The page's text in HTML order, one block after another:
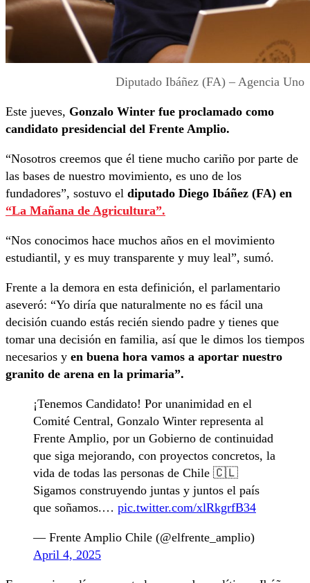
Diputado Ibáñez (FA) – Agencia Uno
Este jueves, Gonzalo Winter fue proclamado como
candidato presidencial del Frente Amplio.
“Nosotros creemos que él tiene mucho cariño por parte de
las bases de nuestro movimiento, es uno de los
fundadores”, sostuvo el diputado Diego Ibáñez (FA) en
“La Mañana de Agricultura”.
“Nos conocimos hace muchos años en el movimiento
estudiantil, y es muy transparente y muy leal”, sumó.
Frente a la demora en esta definición, el parlamentario
aseveró: “Yo diría que naturalmente no es fácil una
decisión cuando estás recién siendo padre y tienes que
tomar una decisión en familia, así que le dimos los tiempos
necesarios y en buena hora vamos a aportar nuestro
granito de arena en la primaria”.
¡Tenemos Candidato! Por unanimidad en el
Comité Central, Gonzalo Winter representa al
Frente Amplio, por un Gobierno de continuidad
que siga mejorando, con proyectos concretos, la
vida de todas las personas de Chile 🇨🇱
Sigamos construyendo juntas y juntos el país
que soñamos.… pic.twitter.com/xlRkgrfB34
— Frente Amplio Chile (@elfrente_amplio)
April 4, 2025